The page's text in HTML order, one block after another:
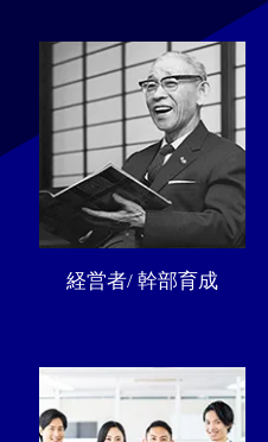
経営者/ 幹部育成